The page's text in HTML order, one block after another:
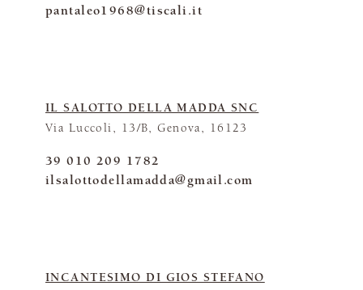
pantaleo1968@tiscali.it
IL SALOTTO DELLA MADDA SNC
Via Luccoli, 13/B, Genova, 16123
39 010 209 1782
ilsalottodellamadda@gmail.com
INCANTESIMO DI GIOS STEFANO